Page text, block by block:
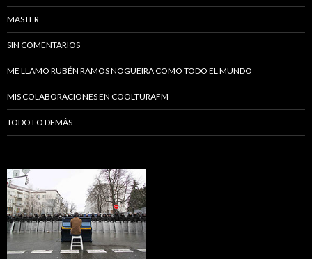
MASTER
SIN COMENTARIOS
ME LLAMO RUBÉN RAMOS NOGUEIRA COMO TODO EL MUNDO
MIS COLABORACIONES EN COOLTURAFM
TODO LO DEMÁS